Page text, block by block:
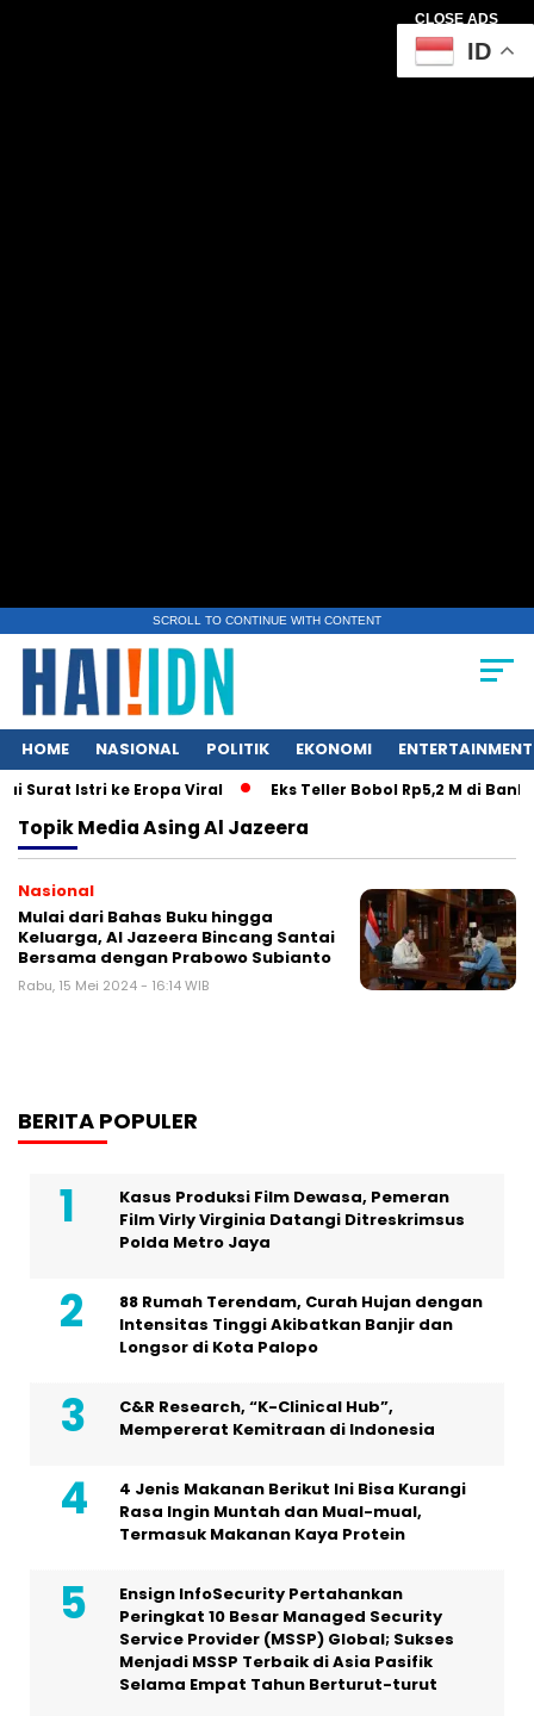
CLOSE ADS
SCROLL TO CONTINUE WITH CONTENT
HOME NASIONAL POLITIK EKONOMI ENTERTAINMENT
Surat Istri ke Eropa Viral Eks Teller Bobol Rp5,2 M di Bank
TopikMedia Asing Al Jazeera
Nasional
Mulai dari Bahas Buku hingga
Keluarga, Al Jazeera Bincang Santai
Bersama dengan Prabowo Subianto
Rabu, 15 Mei 2024 - 16:14 WIB
BERITA POPULER
Kasus Produksi Film Dewasa, Pemeran
Film Virly Virginia Datangi Ditreskrimsus
Polda Metro Jaya
88 Rumah Terendam, Curah Hujan dengan
Intensitas Tinggi Akibatkan Banjir dan
Longsor di Kota Palopo
C&R Research, “K-Clinical Hub”,
Mempererat Kemitraan di Indonesia
4 Jenis Makanan Berikut Ini Bisa Kurangi
Rasa Ingin Muntah dan Mual-mual,
Termasuk Makanan Kaya Protein
Ensign InfoSecurity Pertahankan
Peringkat 10 Besar Managed Security
Service Provider (MSSP) Global; Sukses
Menjadi MSSP Terbaik di Asia Pasifik
Selama Empat Tahun Berturut-turut
ID